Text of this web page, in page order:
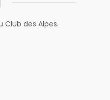
des Alpes.